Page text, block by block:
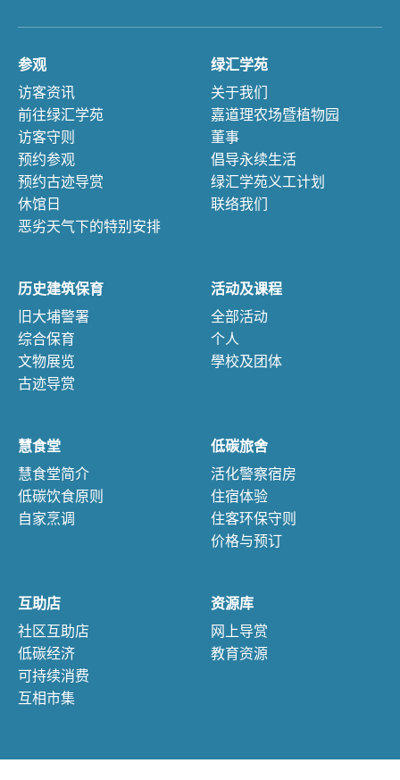
参观
访客资讯
前往绿汇学苑
访客守则
预约参观
预约古迹导赏
休馆日
恶劣天气下的特别安排
绿汇学苑
关于我们
嘉道理农场暨植物园
董事
倡导永续生活
绿汇学苑义工计划
联络我们
历史建筑保育
旧大埔警署
综合保育
文物展览
古迹导赏
活动及课程
全部活动
个人
學校及团体
慧食堂
慧食堂简介
低碳饮食原则
自家烹调
低碳旅舍
活化警察宿房
住宿体验
住客环保守则
价格与预订
互助店
社区互助店
低碳经济
可持续消费
互相市集
资源库
网上导赏
教育资源